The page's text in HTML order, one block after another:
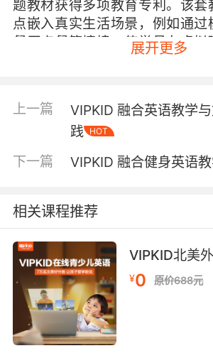
题教材获得多项教育专利。该套
点嵌入真实生活场景，例如通过
餐厅点餐等情境，使学员在虚拟
200个实用场景的语言训练。北
效率提升40%，特别是在物品认
组合训练中效果显著。 针对个性
开发了智能学习档案系统。每
迹、错误题型、兴趣偏好等30余
录，算法会根据这些信息动态调
85%时，会自动推送包含该语法
析课程，实现知识巩固与能力拓
专业师资建设：资质认证与教学
量直接影响教学效果。VIPKID实
选机制，要求应聘者除具备
外，还需通过包括语音辨识、课
感度在内的七轮考核。目前平
控制在5%以下，确保每位教师
展开更多
上一篇
VIPKID 融合英语教学
践
HOT
下一篇 VIPKID 融合健身英语
相关课程推荐
VIPKID北美
¥0 原价688元